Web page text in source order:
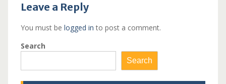
Leave a Reply
You must be logged in to post a comment.
Search
Search